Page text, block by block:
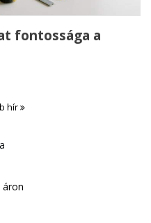
fontossága a
hír